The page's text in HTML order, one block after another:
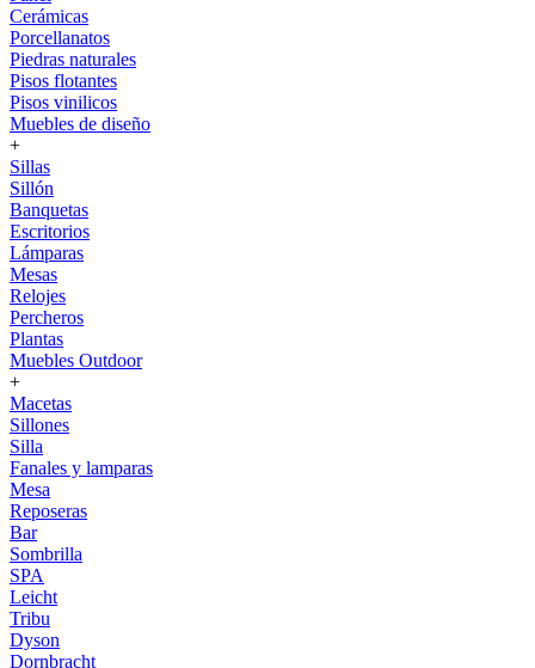
Cerámicas
Porcellanatos
Piedras naturales
Pisos flotantes
Pisos vinilicos
Muebles de diseño
+
Sillas
Sillón
Banquetas
Escritorios
Lámparas
Mesas
Relojes
Percheros
Plantas
Muebles Outdoor
+
Macetas
Sillones
Silla
Fanales y lamparas
Mesa
Reposeras
Bar
Sombrilla
SPA
Leicht
Tribu
Dyson
Dornbracht